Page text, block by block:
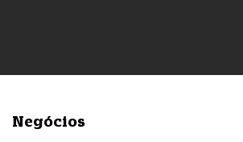
Negócios